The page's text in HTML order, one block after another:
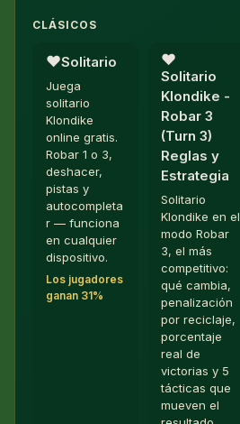
CLÁSICOS
♥︎Solitario
Juega
solitario
Klondike
online gratis.
Robar 1 o 3,
deshacer,
pistas y
autocompleta
r — funciona
en cualquier
dispositivo.
Los jugadores
ganan 31%
♥︎
Solitario
Klondike -
Robar 3
(Turn 3)
Reglas y
Estrategia
Solitario
Klondike en el
modo Robar
3, el más
competitivo:
qué cambia,
penalización
por reciclaje,
porcentaje
real de
victorias y 5
tácticas que
mueven el